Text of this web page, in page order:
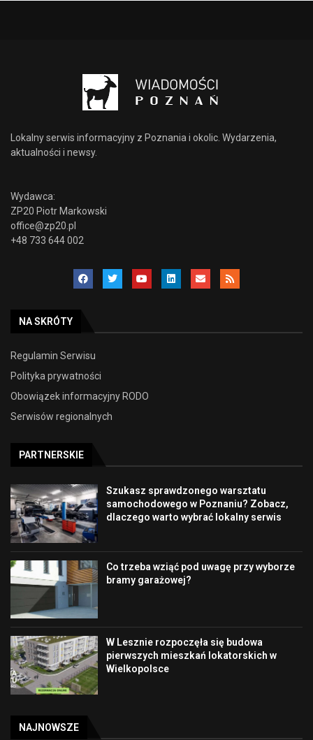
Lokalny serwis informacyjny z Poznania i okolic. Wydarzenia,
aktualności i newsy.
Wydawca:
ZP20 Piotr Markowski
office@zp20.pl
+48 733 644 002
NA SKRÓTY
Regulamin Serwisu
Polityka prywatności
Obowiązek informacyjny RODO
Serwisów regionalnych
PARTNERSKIE
Szukasz sprawdzonego warsztatu
samochodowego w Poznaniu? Zobacz,
dlaczego warto wybrać lokalny serwis
Co trzeba wziąć pod uwagę przy wyborze
bramy garażowej?
W Lesznie rozpoczęła się budowa
pierwszych mieszkań lokatorskich w
Wielkopolsce
NAJNOWSZE